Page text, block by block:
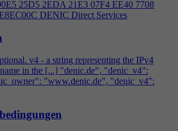
25D5 2EDA 21E3 07F4 EE40 7708
DENIC Direct Services
v4 - a string representing the IPv4
in the [...] "denic.de", "denic_v4":
"www.denic.de", "denic_v4":